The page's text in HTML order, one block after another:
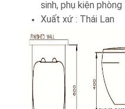
sinh, phụ kiện
Xuất xứ : Thái Lan